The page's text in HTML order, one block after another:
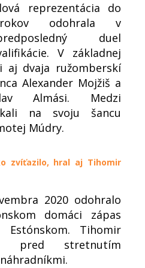
reprezentácia do
rokov odohrala v
duel
V základnej
aj dvaja ružomberskí
Alexander Mojžiš a
Almási. Medzi
na svoju šancu
Múdry.
zvíťazilo, hral aj Tihomir
2020 odohralo
domáci zápas
Tihomir
pred stretnutím